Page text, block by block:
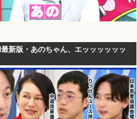
最新版・あのちゃん、エッッッッッッ